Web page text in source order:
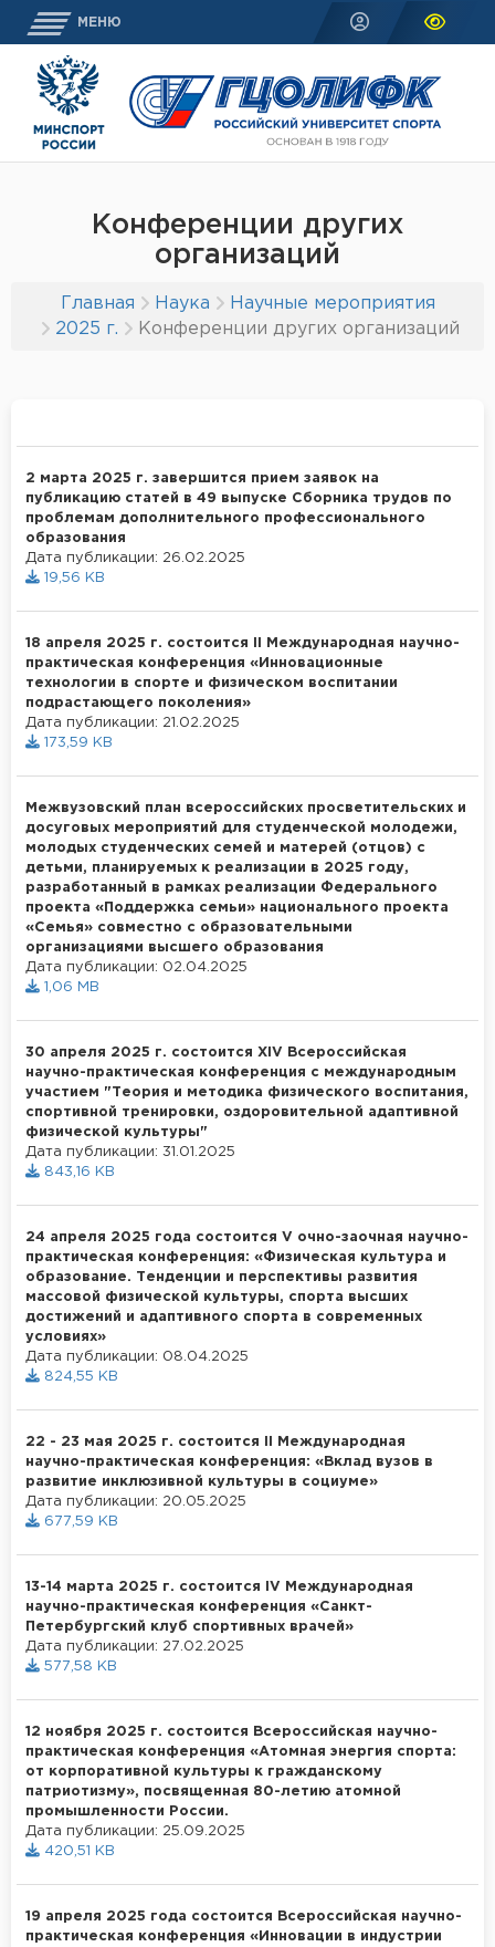
МЕНЮ
Конференции других
организаций
Главная Наука
Научные мероприятия
2025 г.
Конференции других организаций
2 марта 2025 г. завершится прием заявок на
публикацию статей в 49 выпуске Сборника трудов по
проблемам дополнительного профессионального
образования
Дата публикации: 26.02.2025
19,56 KB
18 апреля 2025 г. состоится II Международная научно-
практическая конференция «Инновационные
технологии в спорте и физическом воспитании
подрастающего поколения»
Дата публикации: 21.02.2025
173,59 KB
Межвузовский план всероссийских просветительских и
досуговых мероприятий для студенческой молодежи,
молодых студенческих семей и матерей (отцов) с
детьми, планируемых к реализации в 2025 году,
разработанный в рамках реализации Федерального
проекта «Поддержка семьи» национального проекта
«Семья» совместно с образовательными
организациями высшего образования
Дата публикации: 02.04.2025
1,06 MB
30 апреля 2025 г. состоится XIV Всероссийская
научно-практическая конференция с международным
участием "Теория и методика физического воспитания,
спортивной тренировки, оздоровительной адаптивной
физической культуры"
Дата публикации: 31.01.2025
843,16 KB
24 апреля 2025 года состоится V очно-заочная научно-
практическая конференция: «Физическая культура и
образование. Тенденции и перспективы развития
массовой физической культуры, спорта высших
достижений и адаптивного спорта в современных
условиях»
Дата публикации: 08.04.2025
824,55 KB
22 - 23 мая 2025 г. состоится II Международная
научно-практическая конференция: «Вклад вузов в
развитие инклюзивной культуры в социуме»
Дата публикации: 20.05.2025
677,59 KB
13-14 марта 2025 г. состоится IV Международная
научно-практическая конференция «Санкт-
Петербургский клуб спортивных врачей»
Дата публикации: 27.02.2025
577,58 KB
12 ноября 2025 г. состоится Всероссийская научно-
практическая конференция «Атомная энергия спорта:
от корпоративной культуры к гражданскому
патриотизму», посвященная 80-летию атомной
промышленности России.
Дата публикации: 25.09.2025
420,51 KB
19 апреля 2025 года состоится Всероссийская научно-
практическая конференция «Инновации в индустрии